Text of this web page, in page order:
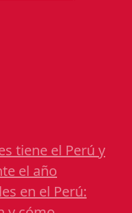
tiene el Perú y
el año
en el Perú: